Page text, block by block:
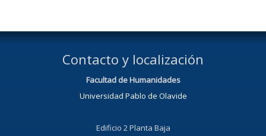
Contacto y localización
Facultad de Humanidades
Universidad Pablo de Olavide
Edificio 2 Planta Baja